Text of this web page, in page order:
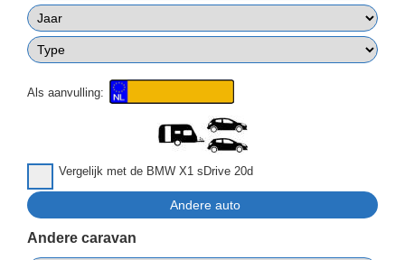
Als aanvulling:
Vergelijk met de BMW X1 sDrive 20d
Andere caravan